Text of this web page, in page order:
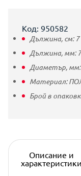
Код: 950582
Дължина, см: 7
Дължина, мм:
Диаметър, мм:
Материал:
Брой в
Описание и
характеристики